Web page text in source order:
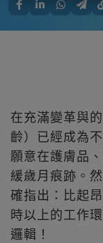
在充滿變革與
齡）已經成為
願意在護膚品、
緩歲月痕跡。
確指出：比起
時以上的工作
邏輯！